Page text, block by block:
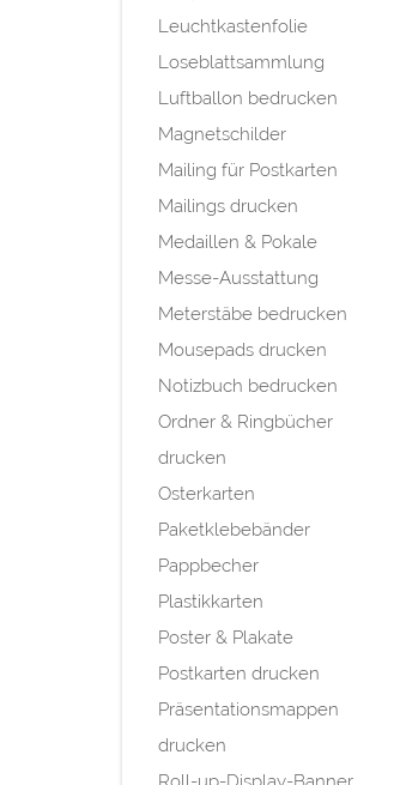
Leuchtkastenfolie
Loseblattsammlung
Luftballon bedrucken
Magnetschilder
Mailing für Postkarten
Mailings drucken
Medaillen & Pokale
Messe-Ausstattung
Meterstäbe bedrucken
Mousepads drucken
Notizbuch bedrucken
Ordner & Ringbücher
drucken
Osterkarten
Paketklebebänder
Pappbecher
Plastikkarten
Poster & Plakate
Postkarten drucken
Präsentationsmappen
drucken